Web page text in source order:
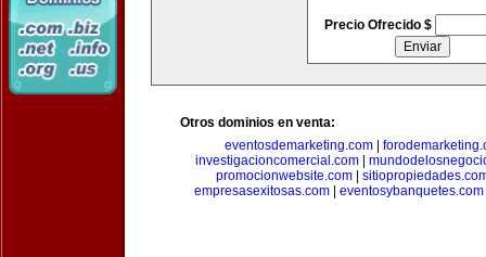
Precio Ofrecido $
Otros dominios en venta:
eventosdemarketing.com|
investigacioncomercial.com
promocionwebsite.com
empresasexitosas.com
eventosybanquetes.com